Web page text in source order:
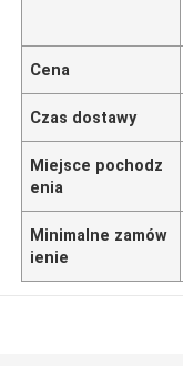
Cena
Czas dostawy
Miejsce pochodz
enia
Minimalne zamów
ienie